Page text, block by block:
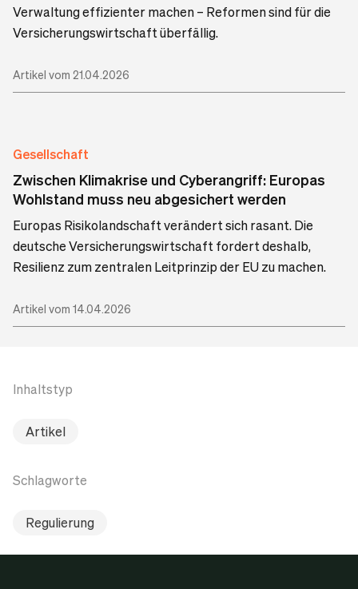
Verwaltung effizienter machen – Reformen sind für die
Versicherungswirtschaft überfällig.
Artikel vom 21.04.2026
Gesellschaft
Zwischen Klimakrise und Cyberangriff: Europas
Wohlstand muss neu abgesichert werden
Europas Risikolandschaft verändert sich rasant. Die
deutsche Versicherungswirtschaft fordert deshalb,
Resilienz zum zentralen Leitprinzip der EU zu machen.
Artikel vom 14.04.2026
Inhaltstyp
Artikel
Schlagworte
Regulierung